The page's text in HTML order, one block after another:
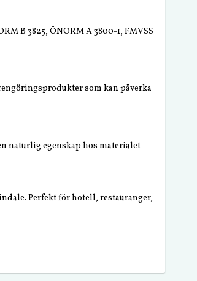
B 3825, ÖNORM A 3800-1, FMVSS
som kan påverka
naturlig egenskap hos materialet
Perfekt för hotell, restauranger,